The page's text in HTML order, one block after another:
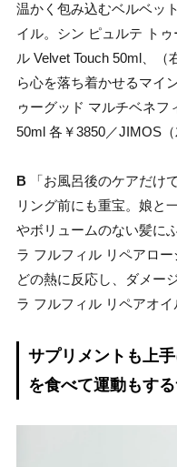
温かく包み込むベルベッ
イル。シン ピュルテ ト
ル Velvet Touch 50ml、
ら心を落ち着かせるマイ
ゥーグッド マルチベネフ
50ml 各￥3850／JIMOS（
B
「お風呂後のケアだけ
リング前にも重宝。娘と
やボリュームのない髪に
ラ フルフィル リペアロ
どの熱に反応し、ダメー
ラ フルフィル リペアオ
サプリメントも上
を食べて運動もす